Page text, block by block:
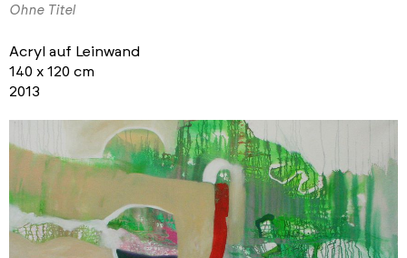
Ohne Titel
Acryl auf Leinwand
140 x 120 cm
2013